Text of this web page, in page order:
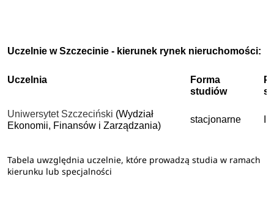
Uczelnie w Szczecinie - kierunek rynek nieruchomości:
Uczelnia
Forma
studiów
Uniwersytet Szczeciński (Wydział
Ekonomii, Finansów i Zarządzania)
stacjonarne
Tabela uwzględnia uczelnie, które prowadzą studia w ramach
kierunku lub specjalności